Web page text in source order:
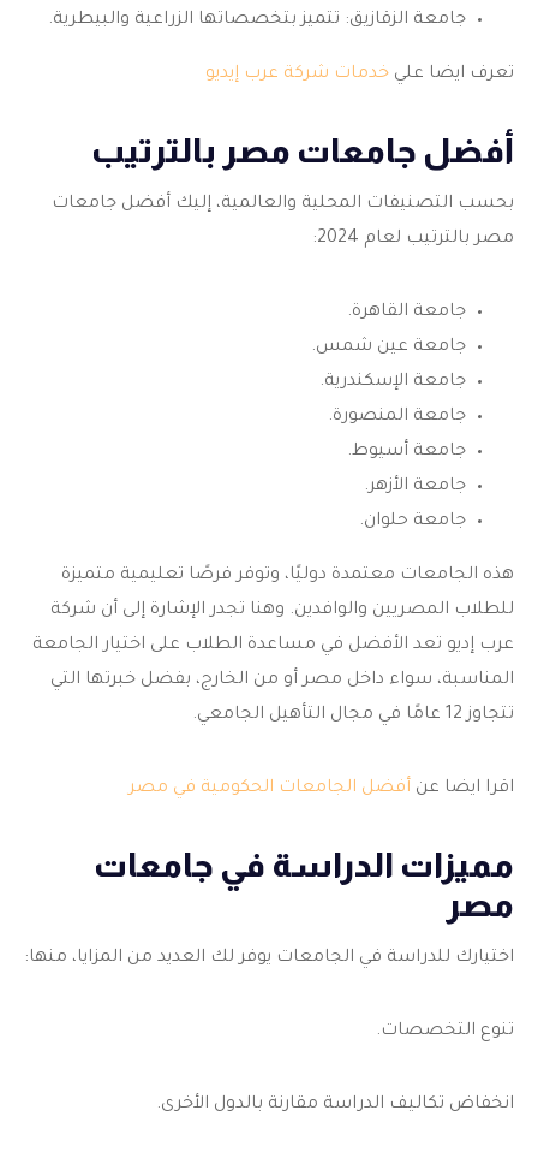
جامعة الزقازيق: تتميز بتخصصاتها الزراعية والبيطرية.
تعرف ايضا علي خدمات شركة عرب إيديو
أفضل جامعات مصر بالترتيب
بحسب التصنيفات المحلية والعالمية، إليك أفضل جامعات
مصر بالترتيب لعام 2024:
جامعة القاهرة.
جامعة عين شمس.
جامعة الإسكندرية.
جامعة المنصورة.
جامعة أسيوط.
جامعة الأزهر.
جامعة حلوان.
هذه الجامعات معتمدة دوليًا، وتوفر فرصًا تعليمية متميزة
للطلاب المصريين والوافدين. وهنا تجدر الإشارة إلى أن شركة
عرب إديو تعد الأفضل في مساعدة الطلاب على اختيار الجامعة
المناسبة، سواء داخل مصر أو من الخارج، بفضل خبرتها التي
تتجاوز 12 عامًا في مجال التأهيل الجامعي.
اقرا ايضا عن أفضل الجامعات الحكومية في مصر
مميزات الدراسة في جامعات
مصر
اختيارك للدراسة في الجامعات يوفر لك العديد من المزايا، منها:
تنوع التخصصات.
انخفاض تكاليف الدراسة مقارنة بالدول الأخرى.